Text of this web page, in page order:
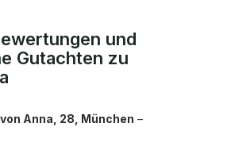
und
Gutachten zu
Anna, 28, München –